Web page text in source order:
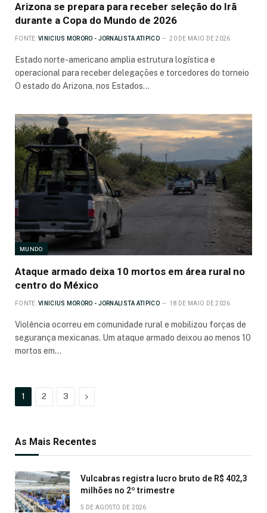
Arizona se prepara para receber seleção do Irã
durante a Copa do Mundo de 2026
FONTE: VINICIUS MORORO - JORNALISTA ATIPICO 20 DE MAIO DE 2026
Estado norte-americano amplia estrutura logística e
operacional para receber delegações e torcedores do torneio
O estado do Arizona, nos Estados…
MUNDO
Ataque armado deixa 10 mortos em área rural no
centro do México
FONTE: VINICIUS MORORO - JORNALISTA ATIPICO 18 DE MAIO DE 2026
Violência ocorreu em comunidade rural e mobilizou forças de
segurança mexicanas. Um ataque armado deixou ao menos 10
mortos em…
1 2 3 Próximo
As Mais Recentes
Vulcabras registra lucro bruto de R$ 402,3
milhões no 2º trimestre
5 DE AGOSTO DE 2026